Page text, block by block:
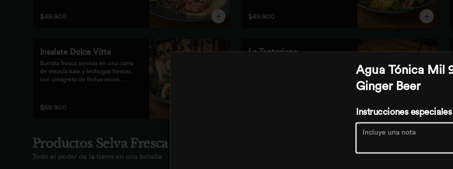
proteína favorita.
$49.900
favorita.
$49.900
Insalate Dolce Vitta
Burrata fresca servida en una cama
de mezcla kale y lechugas frescas
con vinagreta de frutos secos.
secos, finalizada con bastones de
pan de masa madre al grill.
$59.900
La Tentazione
Productos Selva Fresca
Todo el poder de la tierra en una botella
Agua Tónica Mil
Ginger Beer
Instrucciones especiales